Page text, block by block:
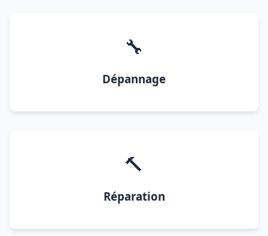
🔧
Dépannage
🔨
Réparation